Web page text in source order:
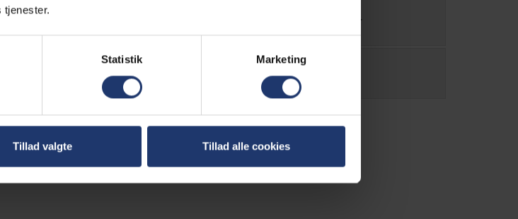
tjenester.
Statistik Marketing
Tillad valgte Tillad alle cookies
leveres gratis
klargjort
Kabel kalkulator